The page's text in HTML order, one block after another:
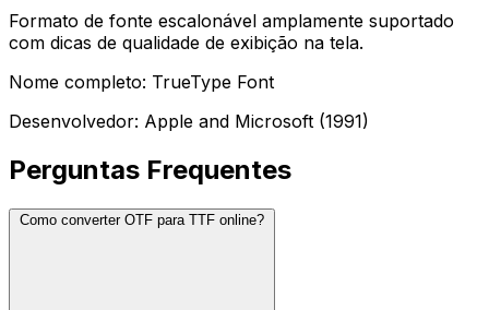
Formato de fonte escalonável amplamente suportado
com dicas de qualidade de exibição na tela.
Nome completo: TrueType Font
Desenvolvedor: Apple and Microsoft (1991)
Perguntas Frequentes
Como converter OTF para TTF online?